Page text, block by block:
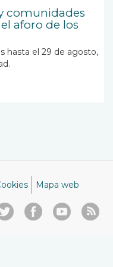
comunidades
aforo de los
hasta el 29 de agosto,
Mapa web